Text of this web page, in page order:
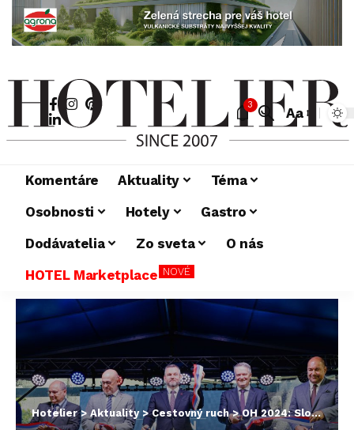
3
Aa
Komentáre Aktuality
Téma
Osobnosti
Hotely
Gastro
Dodávatelia
Zo sveta
O nás
HOTEL Marketplace NOVÉ
Hotelier> Aktuality>Cestovný ruch>OH 2024: Slovenský olympijský dom prvýkrát otvorený aj pre verejnosť